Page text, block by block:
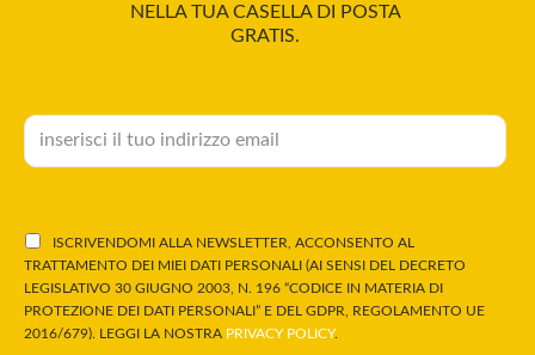
NELLA TUA CASELLA DI POSTA
GRATIS.
ISCRIVENDOMI ALLA NEWSLETTER, ACCONSENTO AL
TRATTAMENTO DEI MIEI DATI PERSONALI (AI SENSI DEL DECRETO
LEGISLATIVO 30 GIUGNO 2003, N. 196 “CODICE IN MATERIA DI
PROTEZIONE DEI DATI PERSONALI” E DEL GDPR, REGOLAMENTO UE
2016/679). LEGGI LA NOSTRA PRIVACY POLICY.